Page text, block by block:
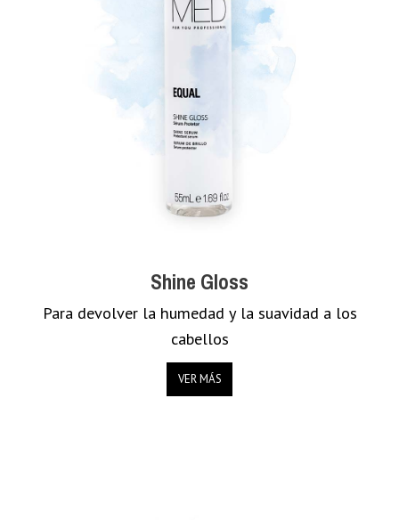
Shine Gloss
Para devolver la humedad y la suavidad a los
cabellos
VER MÁS